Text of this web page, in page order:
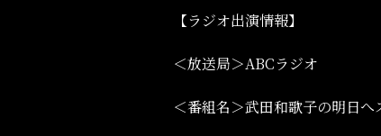
【ラジオ出演情報】
＜放送局＞ABCラジオ
＜番組名＞武田和歌子の明日へ